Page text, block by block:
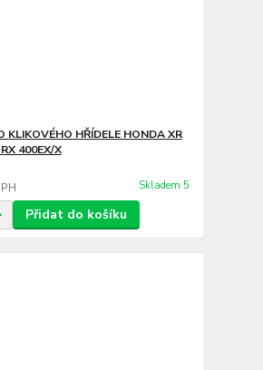
KLIKOVÉHO HŘÍDELE HONDA XR
400EX/X
Skladem 5
Přidat do košíku